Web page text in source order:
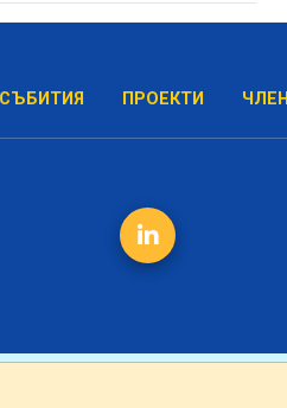
СЪБИТИЯ ПРОЕКТИ